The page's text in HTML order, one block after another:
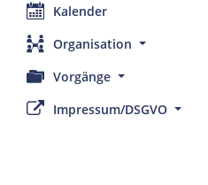
Kalender
Organisation
Vorgänge
Impressum/DSGVO